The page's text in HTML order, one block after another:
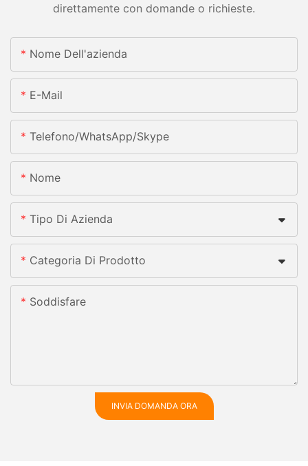
direttamente con domande o richieste.
Nome Dell'azienda
E-Mail
Telefono/whatsApp/skype
Nome
Tipo Di Azienda
Categoria Di Prodotto
Soddisfare
INVIA DOMANDA ORA